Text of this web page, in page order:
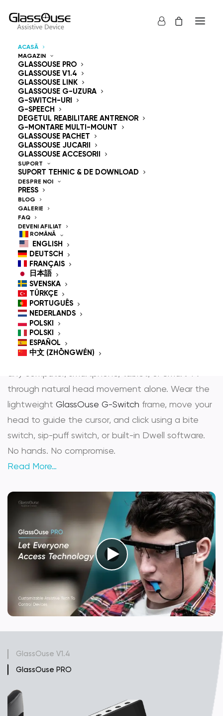
ACASĂ
MAGAZIN
GLASSOUSE PRO
GLASSOUSE V1.4
GLASSOUSE LINK
GLASSOUSE G-UZURA
G-SWITCH-URI
G-SPEECH
DEGETUL REABILITARE ANTRENOR
G-MONTARE MULTI-MOUNT
GLASSOUSE PACHET
GLASSOUSE JUCARII
GLASSOUSE ACCESORII
SUPORT
SUPORT TEHNIC & DE DOWNLOAD
DESPRE NOI
PRESS
BLOG
GALERIE
FAQ
DEVENI AFILIAT
ROMÂNĂ
ENGLISH
DEUTSCH
FRANÇAIS
日本語
SVENSKA
TÜRKÇE
PORTUGUÊS
NEDERLANDS
POLSKI
POLSKI
ESPAÑOL
中文 (ZHŌNGWÉN)
Dispozitive de control
Mâini libere
GlassOuse — The
World's #1 Hands-Free
Mouse & Head
Controlled Mouse for
People With
Disabilities
GlassOuse is the most trusted
head controlled mouse
assistive technology that gives people with
physical disabilities full, independent control over
through natural head movement alone. Wear the
lightweight GlassOuse G-Switch frame, move your
head to guide the cursor, and click using a bite
switch, sip-puff switch, or built-in Dwell software.
No hands. No compromise.
Read More…
GlassOuse V1.4
GlassOuse PRO